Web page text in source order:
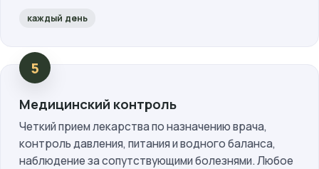
каждый день
Медицинский контроль
Четкий прием лекарства по назначению врача,
контроль давления, питания и водного баланса,
наблюдение за сопутствующими болезнями. Любое